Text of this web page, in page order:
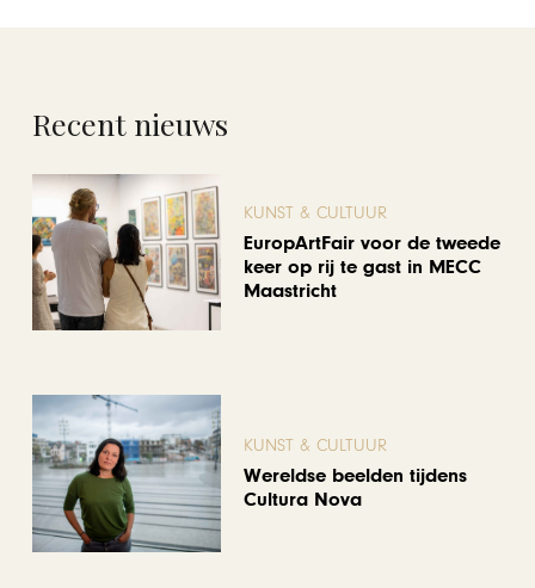
Recent nieuws
KUNST & CULTUUR
EuropArtFair voor de tweede
keer op rij te gast in MECC
Maastricht
KUNST & CULTUUR
Wereldse beelden tijdens
Cultura Nova